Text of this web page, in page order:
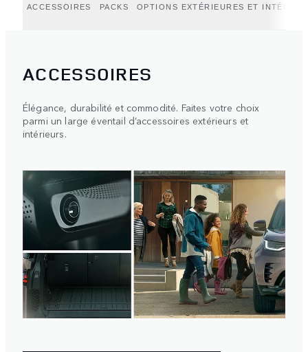
ACCESSOIRES PACKS OPTIONS EXTÉRIEURES ET
ACCESSOIRES
Élégance, durabilité et commodité. Faites votre choix
parmi un large éventail d’accessoires extérieurs et
intérieurs.